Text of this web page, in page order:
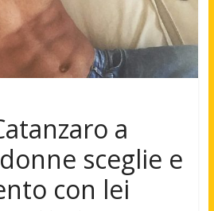
a
sceglie e
con lei